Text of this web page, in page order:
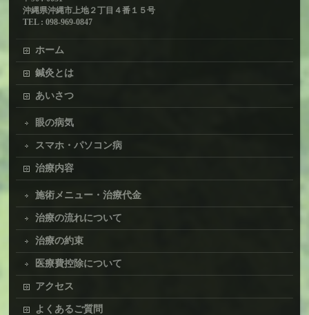
沖縄県沖縄市上地２丁目４番１５号
TEL : 098-969-0847
ホーム
鍼灸とは
あいさつ
眼の病気
スマホ・パソコン病
治療内容
施術メニュー・治療代金
治療の流れについて
治療の約束
医療費控除について
アクセス
よくあるご質問